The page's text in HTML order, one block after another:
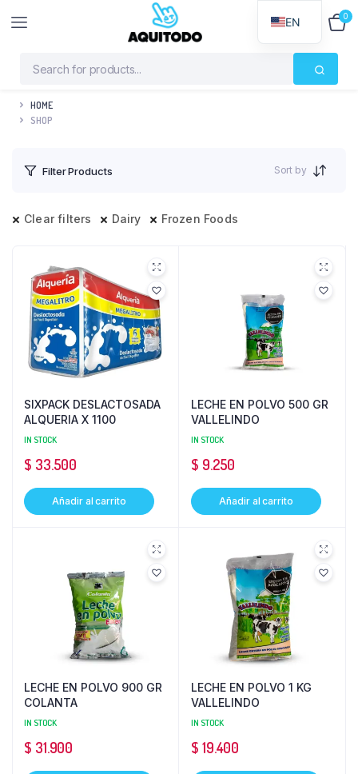
0
HOME
SHOP
Filter Products Sort by
Clear filters Dairy Frozen Foods
SIXPACK DESLACTOSADA
ALQUERIA X 1100
IN STOCK
$ 33.500
Añadir al carrito
LECHE EN POLVO 500 GR
VALLELINDO
IN STOCK
$ 9.250
Añadir al carrito
LECHE EN POLVO 900 GR
COLANTA
IN STOCK
$ 31.900
LECHE EN POLVO 1 KG
VALLELINDO
IN STOCK
$ 19.400
EN